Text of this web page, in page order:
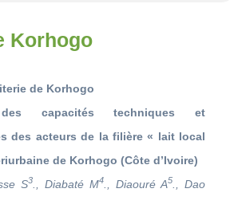
Korhogo
de Korhogo
des capacités techniques et
des acteurs de la filière « lait local
de Korhogo (Côte d’Ivoire)
S3 ., Diabaté M4 ., Diaouré A5
., Dao